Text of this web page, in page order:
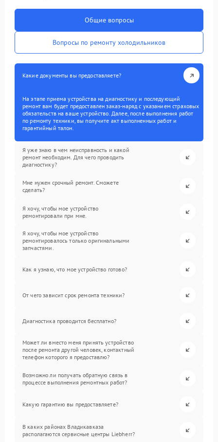
Общие вопросы
Вопросы по ремонту холодильников
Какие документы вы предоставляете?
На этапе приема устройства на диагностику и последующий
ремонт вам будет предоставлен заказ-наряд с указанием страховых
обязательств на ваше устройство. Далее, после выполнения работ
по ремонту техники, вы получите акт выполненных работ и
гарантийный талон.
Я уже знаю в чем неисправность и какой
ремонт необходим. Для чего проводить
диагностику?
Мне нужен срочный ремонт. Сможете
сделать?
Я хочу, чтобы мое устройство
ремонтировали при мне.
Я хочу, чтобы мое устройство
ремонтировалось только оригинальными
запчастями.
Как я узнаю, что мое устройство готово?
От чего зависит срок ремонта техники?
Диагностика проводится бесплатно?
Может ли вместо меня принять устройство
после ремонта другой человек, контактный
телефон которого я предоставлю?
Возможно ли получать обратную связь в
процессе выполнения ремонтных работ?
Какую гарантию вы предоставляете?
В каких районах Владикавказа
располагаются сервисные центры Liebherr?